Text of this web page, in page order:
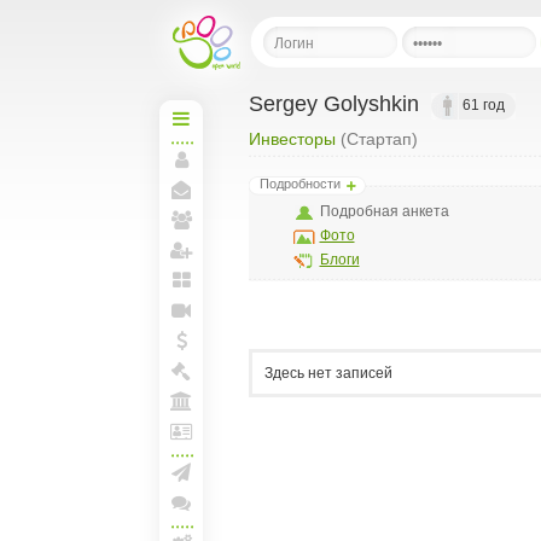
Начальная
Моя
страница
Мои
сообщения
Мои
друзья
Пригласить друзей
Мои
блоги
Прямая
линия
Мои
спунты
Моя
Биржа
Моя
Арена
Лига
и
Создать рассылку
Конференции
Sergey Golyshkin 61 год
Инвесторы (Стартап)
Подробности
Подробная анкета
Фото
Блоги
Здесь нет записей